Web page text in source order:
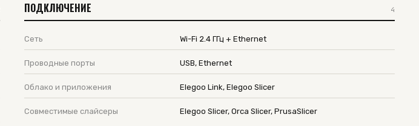
ПОДКЛЮЧЕНИЕ 4
Сеть Wi-Fi 2.4 ГГц + Ethernet
Проводные порты USB, Ethernet
Облако и приложения Elegoo Link, Elegoo Slicer
Совместимые слайсеры Elegoo Slicer, Orca Slicer, PrusaSlicer